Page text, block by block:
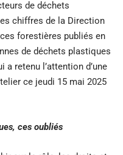
de déchets
chiffres de la Direction
forestières publiés en
de déchets plastiques
a retenu l’attention d’une
ce jeudi 15 mai 2025
ces oubliés